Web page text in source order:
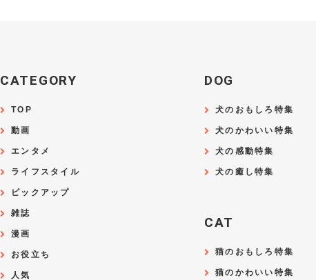
CATEGORY
TOP
動画
エンタメ
ライフスタイル
ピックアップ
雑誌
漫画
お役立ち
人気
DOG
犬のおもしろ特集
犬のかわいい特集
犬の感動特集
犬の癒し特集
CAT
猫のおもしろ特集
猫のかわいい特集